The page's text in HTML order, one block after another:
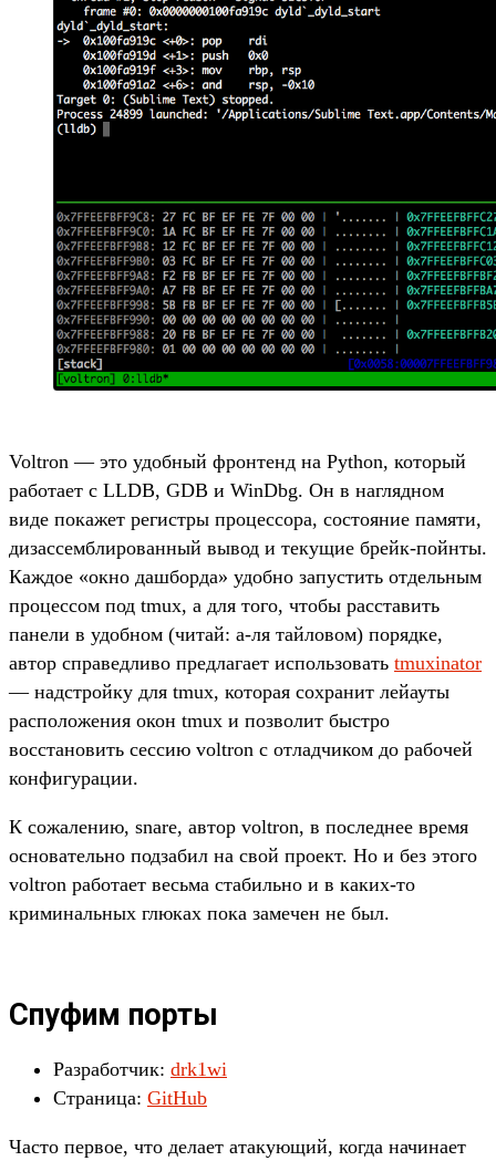
Voltron — это удобный фронтенд на Python, который
работает с LLDB, GDB и WinDbg. Он в наглядном
виде покажет регистры процессора, состояние памяти,
дизассемблированный вывод и текущие брейк-пойнты.
Каждое «окно дашборда» удобно запустить отдельным
процессом под tmux, а для того, чтобы расставить
панели в удобном (читай: а-ля тайловом) порядке,
автор справедливо предлагает использовать tmuxinator
— надстройку для tmux, которая сохранит лейауты
расположения окон tmux и позволит быстро
восстановить сессию voltron с отладчиком до рабочей
конфигурации.
К сожалению, snare, автор voltron, в последнее время
основательно подзабил на свой проект. Но и без этого
voltron работает весьма стабильно и в каких-то
криминальных глюках пока замечен не был.
Спуфим порты
Разработчик: drk1wi
Страница: GitHub
Часто первое, что делает атакующий, когда начинает